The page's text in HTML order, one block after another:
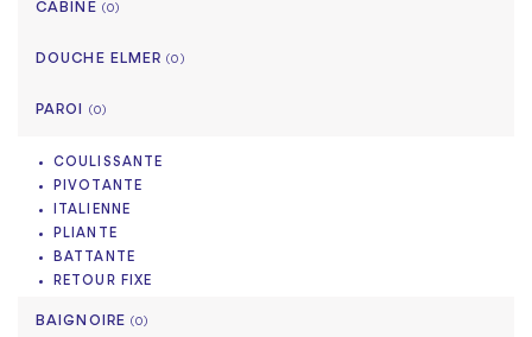
CABINE (0)
DOUCHE ELMER(0)
PAROI (0)
COULISSANTE
PIVOTANTE
ITALIENNE
PLIANTE
BATTANTE
RETOUR FIXE
BAIGNOIRE (0)